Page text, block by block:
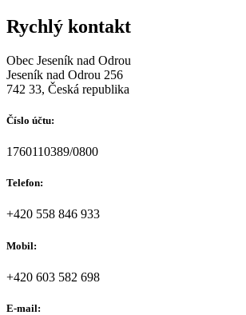
Rychlý kontakt
Obec Jeseník nad Odrou
Jeseník nad Odrou 256
742 33, Česká republika
Číslo účtu:
1760110389/0800
Telefon:
+420 558 846 933
Mobil:
+420 603 582 698
E-mail: